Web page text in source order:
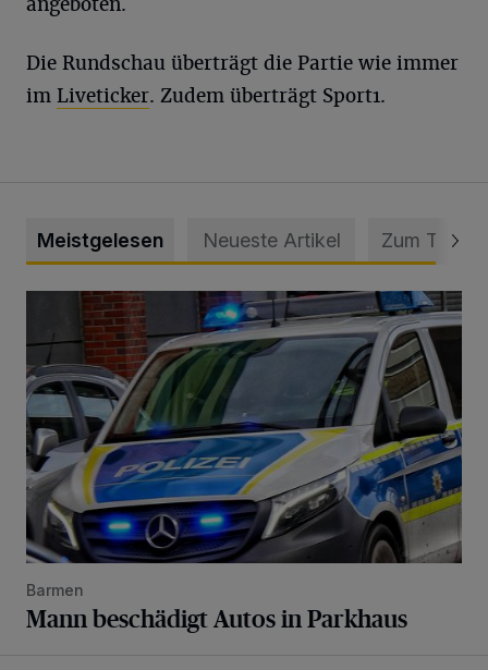
Die Rundschau überträgt die Partie wie immer
im Liveticker. Zudem überträgt Sport1.
Meistgelesen Neueste Artikel Zum Thema
Mann beschädigt Autos in Parkhaus
Barmen
Mann beschädigt Autos in Parkhaus